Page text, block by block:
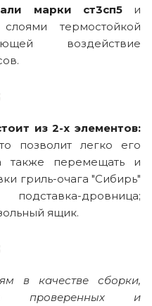
марки ст3сп5и
термостойкой
воздействие
из 2-х элементов:
позволит легко его
также перемещать и
гриль-очага "Сибирь"
дровница;
ящик.
в качестве сборки,
проверенных и